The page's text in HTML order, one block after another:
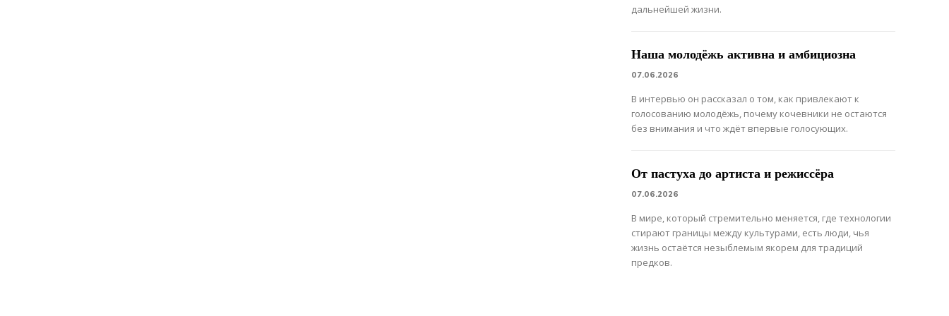
дальнейшей жизни.
Наша молодёжь активна и амбициозна
07.06.2026
В интервью он рассказал о том, как привлекают к
голосованию молодёжь, почему кочевники не остаются
без внимания и что ждёт впервые голосующих.
От пастуха до артиста и режиссёра
07.06.2026
В мире, который стремительно меняется, где технологии
стирают границы между культурами, есть люди, чья
жизнь остаётся незыблемым якорем для традиций
предков.